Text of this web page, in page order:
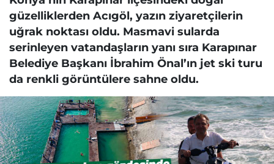
güzelliklerden Acıgöl, yazın ziyaretçilerin
uğrak noktası oldu. Masmavi sularda
serinleyen vatandaşların yanı sıra Karapınar
Belediye Başkanı İbrahim Önal’ın jet ski turu
da renkli görüntülere sahne oldu.